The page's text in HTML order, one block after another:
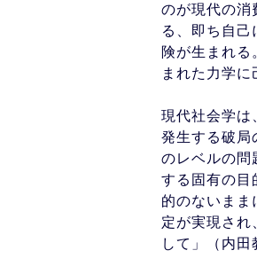
のが現代の消
る、即ち自
険が生まれる
まれた力学
現代社会学は
発生する破局
のレベルの問
する固有の目
的のないまま
定が実現され
して」（内